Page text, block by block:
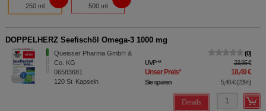
250 ml 500 ml
DOPPELHERZ Seefischöl Omega-3 1000 mg
Queisser Pharma GmbH &
Co. KG
06583681
120 St Kapseln
0
UVP** 23,95 €
Unser Preis* 18,49 €
Sie sparen 5,46 €(23%)
Details